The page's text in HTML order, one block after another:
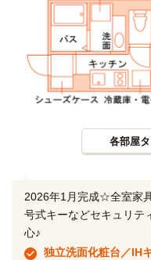
各部屋
2026年1月完成☆全室家
号式キーなどセキュリテ
心♪
独立洗面化粧台／IH